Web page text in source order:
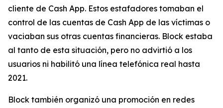
cliente de Cash App. Estos estafadores tomaban el
control de las cuentas de Cash App de las víctimas o
vaciaban sus otras cuentas financieras. Block estaba
al tanto de esta situación, pero no advirtió a los
usuarios ni habilitó una línea telefónica real hasta
2021.
Block también organizó una promoción en redes